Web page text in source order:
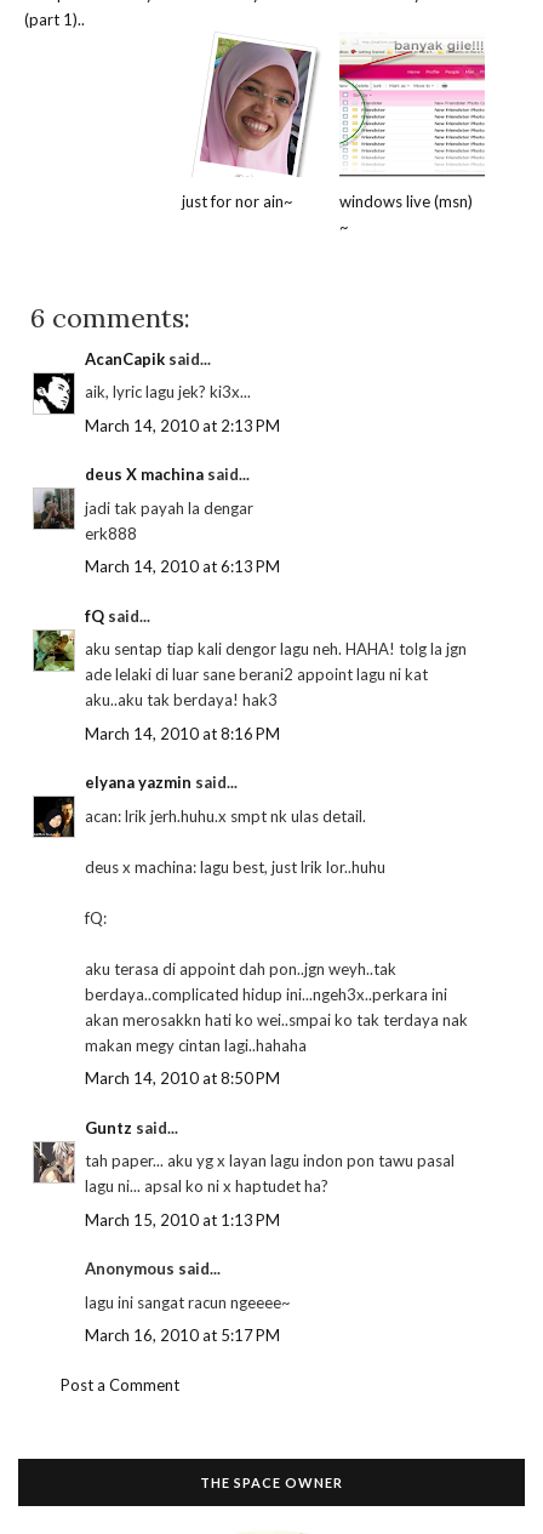
(part 1)..
just for nor ain~
windows live (msn)
~
6 comments:
AcanCapik said...
aik, lyric lagu jek? ki3x...
March 14, 2010 at 2:13 PM
deus X machina said...
jadi tak payah la dengar
erk888
March 14, 2010 at 6:13 PM
fQ said...
aku sentap tiap kali dengor lagu neh. HAHA! tolg la jgn
ade lelaki di luar sane berani2 appoint lagu ni kat
aku..aku tak berdaya! hak3
March 14, 2010 at 8:16 PM
elyana yazmin said...
acan: lrik jerh.huhu.x smpt nk ulas detail.
deus x machina: lagu best, just lrik lor..huhu
fQ:
aku terasa di appoint dah pon..jgn weyh..tak
berdaya..complicated hidup ini...ngeh3x..perkara ini
akan merosakkn hati ko wei..smpai ko tak terdaya nak
makan megy cintan lagi..hahaha
March 14, 2010 at 8:50 PM
Guntz said...
tah paper... aku yg x layan lagu indon pon tawu pasal
lagu ni... apsal ko ni x haptudet ha?
March 15, 2010 at 1:13 PM
Anonymous said...
lagu ini sangat racun ngeeee~
March 16, 2010 at 5:17 PM
Post a Comment
THE SPACE OWNER